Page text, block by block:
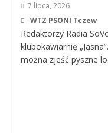
7 lipca, 2026
WTZ PSONI Tczew
Redaktorzy Radia
klubokawiarnię
można zjeść pyszne